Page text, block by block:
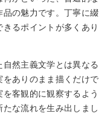
の魅力です。丁寧に綴
るポイントが多くあり
然主義文学とは異なる
ありのまま描くだけで
客観的に観察するよう
な流れを生み出しまし